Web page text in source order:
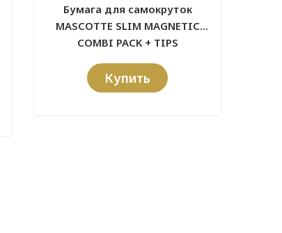
Бумага для самокруток
MASCOTTE SLIM MAGNETIC
COMBI PACK + TIPS
Купить